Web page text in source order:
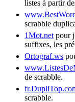
listes à partir
scrabble
1Mot.net pour
suffixes, les
Ortograf.ws
de scrabble.
scrabble.